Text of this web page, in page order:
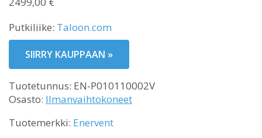
Putkiliike: Taloon.com
SIIRRY KAUPPAAN »
Tuotetunnus: EN-P010110002V
Osasto: Ilmanvaihtokoneet
Tuotemerkki: Enervent